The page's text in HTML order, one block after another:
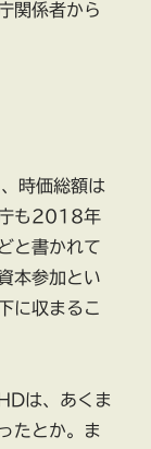
関係者から
時価総額は
も2018年
と書かれて
本参加とい
に収まるこ
は、あくま
たとか。ま